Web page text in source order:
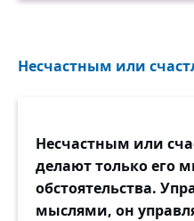
Несчастным или
Несчастным или
делают только его
обстоятельства.
мыслями, он